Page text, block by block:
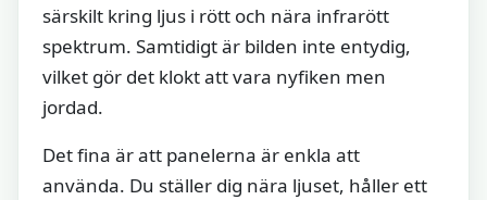
särskilt kring ljus i rött och nära infrarött
spektrum. Samtidigt är bilden inte entydig,
vilket gör det klokt att vara nyfiken men
jordad.
Det fina är att panelerna är enkla att
använda. Du ställer dig nära ljuset, håller ett